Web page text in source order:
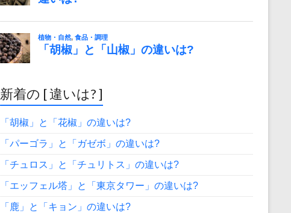
新着の [ 違いは? ]
「胡椒」と「花椒」の違いは?
「パーゴラ」と「ガゼボ」の違いは?
「チュロス」と「チュリトス」の違いは?
「エッフェル塔」と「東京タワー」の違いは?
「鹿」と「キョン」の違いは?